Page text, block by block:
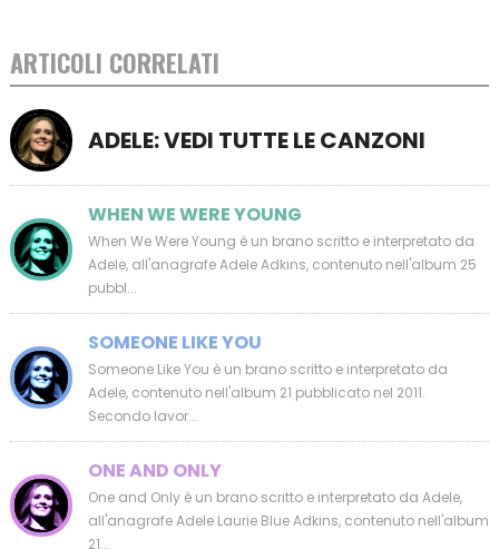
ARTICOLI CORRELATI
ADELE: VEDI TUTTE LE CANZONI
WHEN WE WERE YOUNG
When We Were Young è un brano scritto e interpretato da
Adele, all'anagrafe Adele Adkins, contenuto nell'album 25
pubbl...
SOMEONE LIKE YOU
Someone Like You è un brano scritto e interpretato da
Adele, contenuto nell'album 21 pubblicato nel 2011.
Secondo lavor...
ONE AND ONLY
One and Only è un brano scritto e interpretato da Adele,
all'anagrafe Adele Laurie Blue Adkins, contenuto nell'album
21...